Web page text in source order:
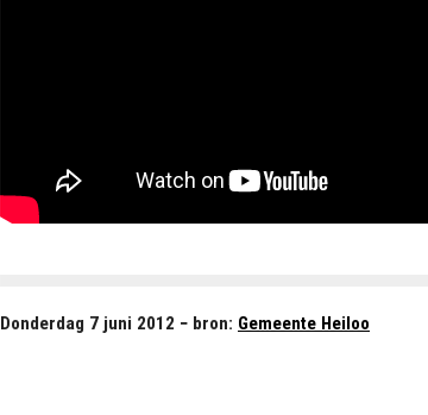
Donderdag 7 juni 2012 − bron: Gemeente Heiloo